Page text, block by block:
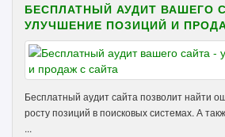
БЕСПЛАТНЫЙ АУДИТ ВАШЕГО
УЛУЧШЕНИЕ ПОЗИЦИЙ И
Бесплатный аудит сайта позволит найти
росту позиций в поисковых системах. А
...